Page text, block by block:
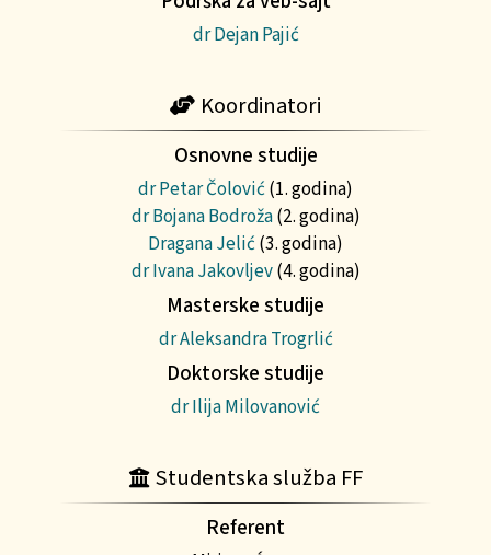
dr Dejan Pajić
Koordinatori
Osnovne studije
dr Petar Čolović (1. godina)
dr Bojana Bodroža(2. godina)
Dragana Jelić (3. godina)
dr Ivana Jakovljev(4. godina)
Masterske studije
dr Aleksandra Trogrlić
Doktorske studije
dr Ilija Milovanović
Studentska služba FF
Referent